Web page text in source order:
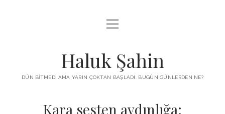
KUTUP YILDIZI
MENDIREK YAZILARI
ADA
PROGRAMLAR
menüyü
aç
Haluk Şahin
DÜN BITMEDI AMA YARIN ÇOKTAN BAŞLADI. BUGÜN GÜNLERDEN NE?
Kara sesten aydınlığa: